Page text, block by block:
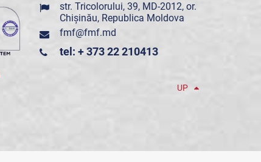
str. Tricolorului, 39, MD-2012, or.
Chișinău, Republica Moldova
fmf@fmf.md
tel: + 373 22 210413
UP